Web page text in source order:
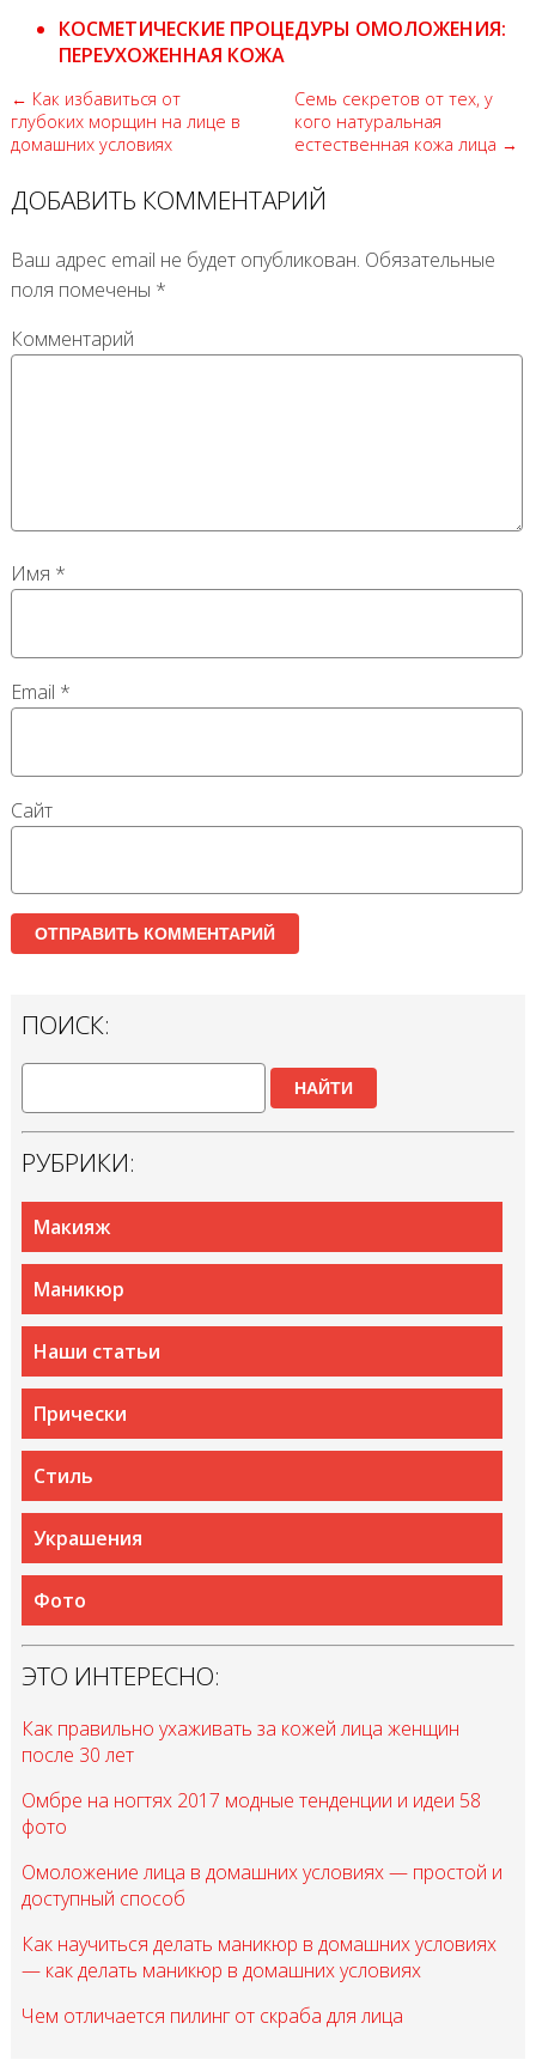
КОСМЕТИЧЕСКИЕ ПРОЦЕДУРЫ ОМОЛОЖЕНИЯ:
ПЕРЕУХОЖЕННАЯ КОЖА
← Как избавиться от
глубоких морщин на лице в
домашних условиях
Семь секретов от тех, у
кого натуральная
естественная кожа лица →
ДОБАВИТЬ КОММЕНТАРИЙ
Ваш адрес email не будет опубликован. Обязательные
поля помечены *
Комментарий
Имя *
Email *
Сайт
ПОИСК:
НАЙТИ
РУБРИКИ:
Макияж
Маникюр
Наши статьи
Прически
Стиль
Украшения
Фото
ЭТО ИНТЕРЕСНО:
Как правильно ухаживать за кожей лица женщин
после 30 лет
Омбре на ногтях 2017 модные тенденции и идеи 58
фото
Омоложение лица в домашних условиях — простой и
доступный способ
Как научиться делать маникюр в домашних условиях
— как делать маникюр в домашних условиях
Чем отличается пилинг от скраба для лица